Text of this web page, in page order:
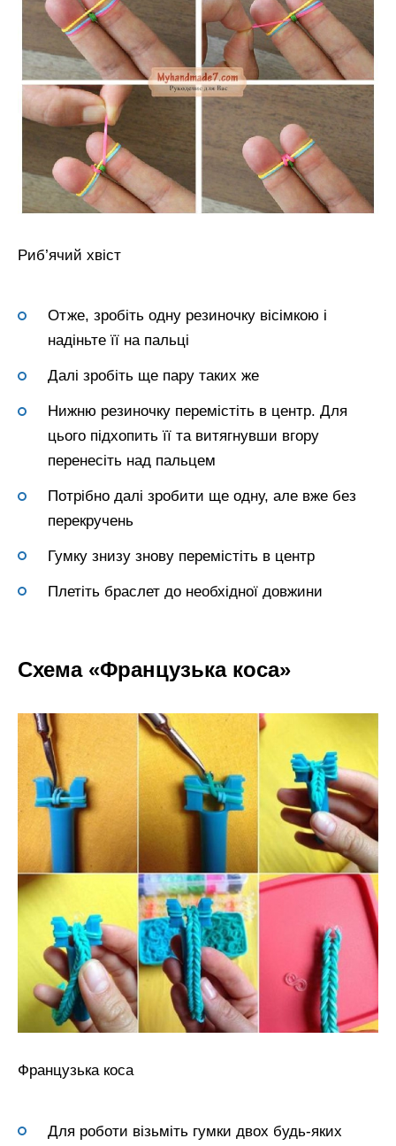
Риб’ячий хвіст
Отже, зробіть одну резиночку вісімкою і
надіньте її на пальці
Далі зробіть ще пару таких же
Нижню резиночку перемістіть в центр. Для
цього підхопить її та витягнувши вгору
перенесіть над пальцем
Потрібно далі зробити ще одну, але вже без
перекручень
Гумку знизу знову перемістіть в центр
Плетіть браслет до необхідної довжини
Схема «Французька коса»
Французька коса
Для роботи візьміть гумки двох будь-яких